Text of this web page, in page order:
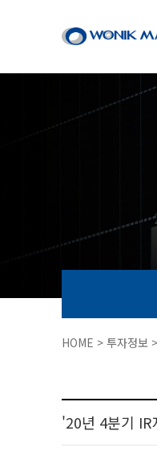
HOME > 투자정보
'20년 4분기 IR